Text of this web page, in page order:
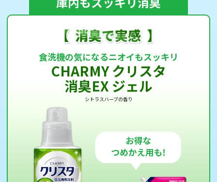
食洗機の気になるニオイもスッキリ
CHARMY クリスタ
消臭EX ジェル
シトラスハーブの香り